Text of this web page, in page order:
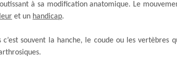
à sa modification anatomique. Le
et un handicap.
souvent la hanche, le coude ou les vertèbres